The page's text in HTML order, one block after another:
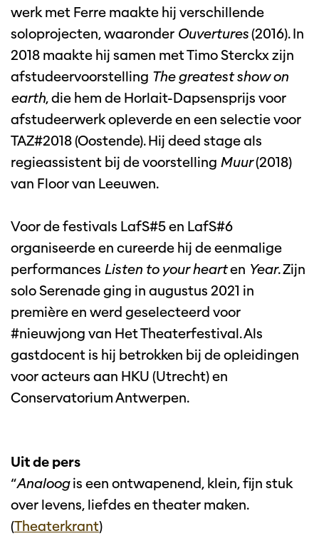
werk met Ferre maakte hij verschillende
soloprojecten, waaronder Ouvertures(2016). In
2018 maakte hij samen met Timo Sterckx zijn
afstudeervoorstelling The greatest show on
earth, die hem de Horlait-Dapsensprijs voor
afstudeerwerk opleverde en een selectie voor
TAZ#2018 (Oostende). Hij deed stage als
regieassistent bij de voorstelling Muur(2018)
van Floor van Leeuwen.
Voor de festivals LafS#5 en LafS#6
organiseerde en cureerde hij de eenmalige
performances Listen to your hearten Year. Zijn
solo Serenade ging in augustus 2021 in
première en werd geselecteerd voor
#nieuwjong van Het Theaterfestival. Als
gastdocent is hij betrokken bij de opleidingen
voor acteurs aan HKU (Utrecht) en
Conservatorium Antwerpen.
Uit de pers
“Analoogis een ontwapenend, klein, fijn stuk
over levens, liefdes en theater maken.
(Theaterkrant)